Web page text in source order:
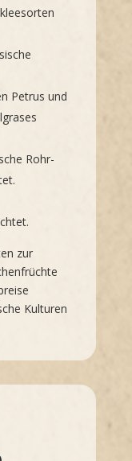
Petrus und
Rohr-
zur
Kulturen